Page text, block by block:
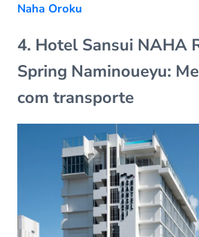
Naha Oroku
4. Hotel Sansui NAHA
Spring Naminoueyu:
com transporte